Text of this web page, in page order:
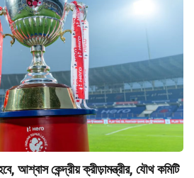
আশ্বাস কেন্দ্রীয় ক্রীড়ামন্ত্রীর, যৌথ কমিটি